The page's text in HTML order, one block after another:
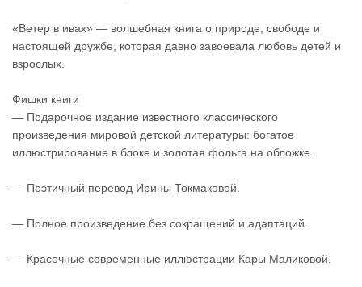
«Ветер в ивах» — волшебная книга о природе, свободе и
настоящей дружбе, которая давно завоевала любовь детей и
взрослых.
Фишки книги
— Подарочное издание известного классического
произведения мировой детской литературы: богатое
иллюстрирование в блоке и золотая фольга на обложке.
— Поэтичный перевод Ирины Токмаковой.
— Полное произведение без сокращений и адаптаций.
— Красочные современные иллюстрации Кары Маликовой.